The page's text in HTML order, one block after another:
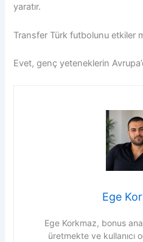
yaratır.
Transfer Türk futbolunu etkiler
Evet, genç yeteneklerin
Ege
Ege Korkmaz, bonus
üretmekte ve kullanıcı